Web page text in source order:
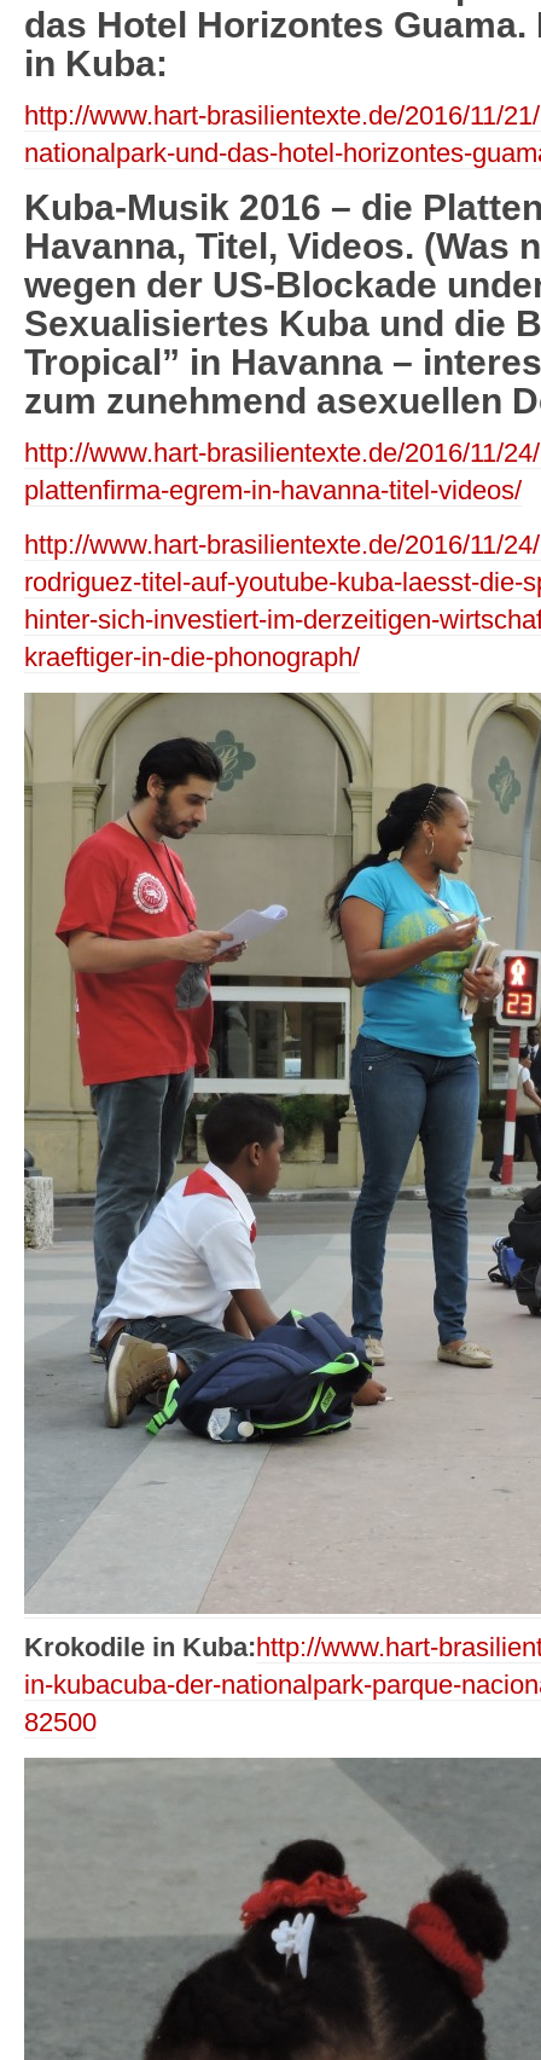
das Hotel Horizontes
in Kuba:
http://www.hart-brasilientexte.de/2016/11/
nationalpark-und-das-hotel-horizontes-
Kuba-Musik 2016 – die
Havanna, Titel, Videos. (Was
wegen der US-Blockade
Sexualisiertes Kuba und die
Tropical” in Havanna –
zum zunehmend asexuellen
http://www.hart-brasilientexte.de/2016/11/
plattenfirma-egrem-in-havanna-titel-videos/
http://www.hart-brasilientexte.de/2016/11/
rodriguez-titel-auf-youtube-kuba-laesst-die-
hinter-sich-investiert-im-derzeitigen-
kraeftiger-in-die-phonograph/
Krokodile in Kuba:http://www.hart-
in-kubacuba-der-nationalpark-parque-
82500